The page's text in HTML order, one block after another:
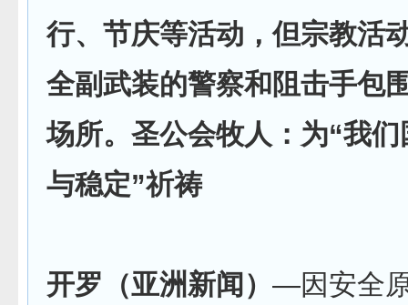
行、节庆等活动，但宗教活
全副武装的警察和阻击手包
场所。圣公会牧人：为“我
与稳定”祈祷
开罗（亚洲新闻） —因安全